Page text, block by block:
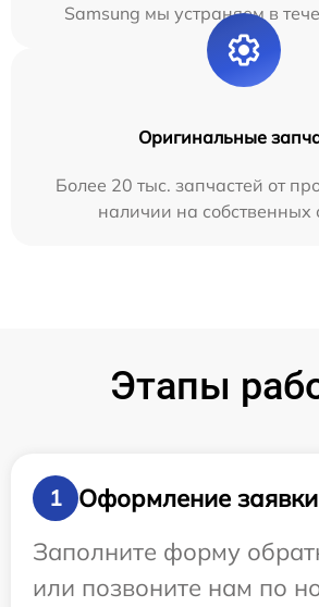
Samsung мы устраняем в
Оригинальные
Более 20 тыс. запчастей от
наличии на собственных
Этапы
1
Оформление заявки
Заполните форму
или позвоните нам по